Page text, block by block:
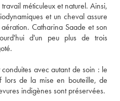
méticuleux et naturel. Ainsi,
et un cheval assure
Catharina Saade et son
d'un peu plus de trois
avec autant de soin : le
lors de la mise en bouteille, de